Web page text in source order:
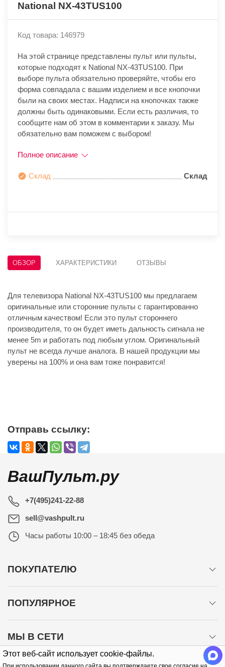
Этот веб-сайт использует cookie-файлы.
National NX-43TUS100
Код товара: 146979
На этой странице представлены пульт или пульты,
которые подходят к National NX-43TUS100. При
выборе пульта обязательно проверяйте, чтобы его
форма совпадала с вашим изделием и все кнопочки
были на своих местах. Надписи на кнопочках также
должны быть одинаковыми. Если есть различия, то
сообщите нам об этом в комментарии к заказу. Мы
обязательно вам поможем с выбором!
Полное описание
Склад Склад
ОБЗОР ХАРАКТЕРИСТИКИ ОТЗЫВЫ
Для телевизора National NX-43TUS100 мы предлагаем
оригинальные или сторонние пульты с гарантированно
отличным качеством! Если это пульт стороннего
производителя, то он будет иметь дальность сигнала не
менее 5m и работать под любым углом. Оригинальный
пульт не всегда лучше аналога. В нашей продукции мы
уверены на 100% и она вам тоже понравится!
Отправь ссылку:
ВашПульт.ру
+7(495)241-22-88
sell@vashpult.ru
Часы работы 10:00 – 18:45 без обеда
ПОКУПАТЕЛЮ
ПОПУЛЯРНОЕ
МЫ В СЕТИ